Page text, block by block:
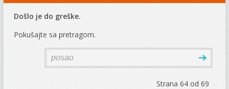
Došlo je do greške.
Pokušajte sa pretragom.
Strana 64 od 69